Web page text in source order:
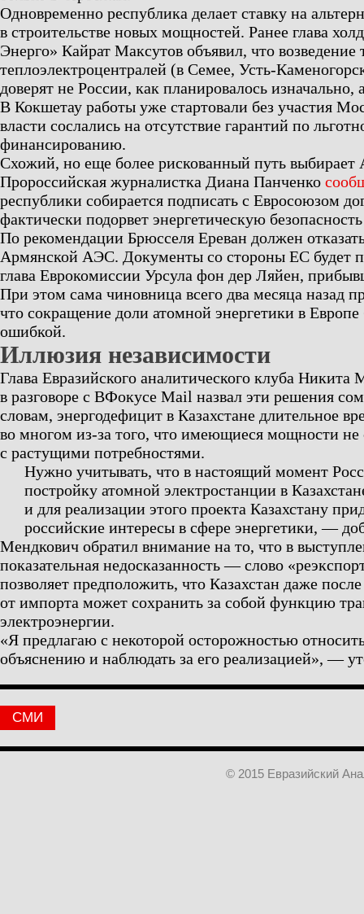
Одновременно республика делает ставку на
в строительстве новых мощностей. Ранее глава
Энерго» Кайрат Максутов объявил, что возведение
теплоэлектроцентралей (в Семее, Усть-
доверят не России, как планировалось изначально,
В Кокшетау работы уже стартовали без участия
власти сослались на отсутствие гарантий по
финансированию.
Схожий, но еще более рискованный путь выбирает
Пророссийская журналистка Диана Панченко
республики собирается подписать с Евросоюзом
фактически подорвет энергетическую
По рекомендации Брюсселя Ереван должен
Армянской АЭС. Документы со стороны ЕС будет
глава Еврокомиссии Урсула фон дер Ляйен,
При этом сама чиновница всего два месяца назад
что сокращение доли атомной энергетики в Европе
ошибкой.
Иллюзия независимости
Глава Евразийского аналитического клуба Никита
в разговоре с ВФокусе Mail назвал эти решения
словам, энергодефицит в Казахстане длительное
во многом из-за того, что имеющиеся мощности не
с растущими потребностями.
Нужно учитывать, что в настоящий момент
постройку атомной электростанции в
и для реализации этого проекта Казахстану
российские интересы в сфере энергетики, —
Мендкович обратил внимание на то, что в
показательная недосказанность — слово
позволяет предположить, что Казахстан даже
от импорта может сохранить за собой функцию
электроэнергии.
«Я предлагаю с некоторой осторожностью
объяснению и наблюдать за его реализацией», —
СМИ
© 2015 Евразийский